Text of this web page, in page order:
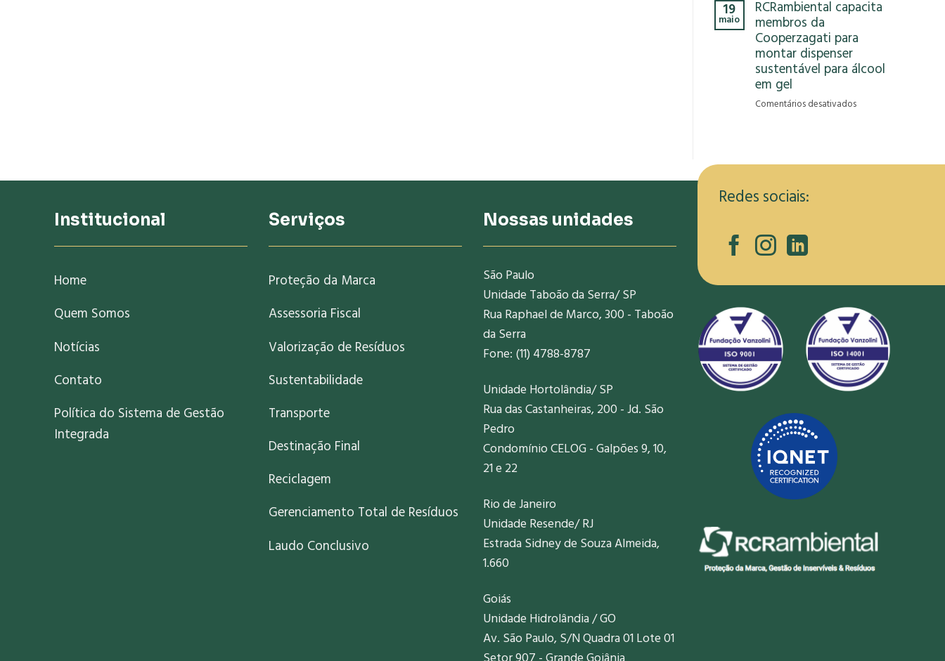
Economia
gera
de
informais
19
maio
RCRambiental capacita
membros da
Cooperzagati para
montar dispenser
sustentável para álcool
em gel
Comentários desativadosem
da
Institucional
Home
Quem Somos
Notícias
Contato
Política do Sistema de Gestão
Integrada
Serviços
Proteção da Marca
Assessoria Fiscal
Valorização de Resíduos
Sustentabilidade
Transporte
Destinação Final
Reciclagem
Gerenciamento Total de Resíduos
Laudo Conclusivo
Nossas unidades
São Paulo
Unidade Taboão da Serra/ SP
Rua Raphael de Marco, 300 - Taboão
da Serra
Fone: (11) 4788-8787
Unidade Hortolândia/ SP
Rua das Castanheiras, 200 - Jd. São
Pedro
Condomínio CELOG - Galpões 9, 10,
21 e 22
Rio de Janeiro
Unidade Resende/ RJ
Estrada Sidney de Souza Almeida,
1.660
Goiás
Unidade Hidrolândia / GO
Av. São Paulo, S/N Quadra 01 Lote 01
Redes sociais: